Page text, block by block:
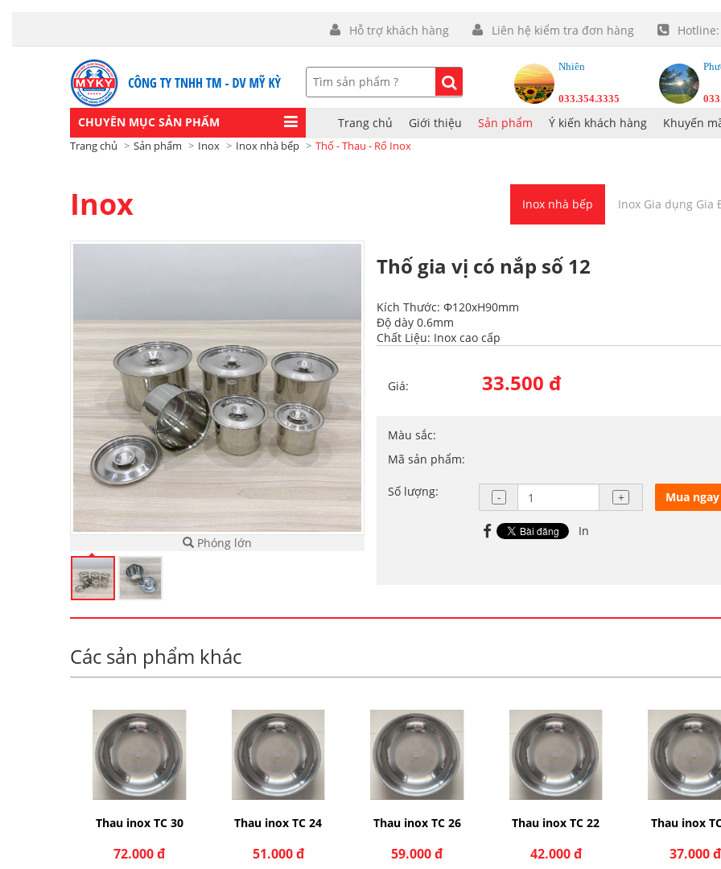
Hỗ trợ khách hàng Liên hệ kiểm tra đơn hàng Hotline:
Nhiên
033.354.3335
CHUYÊN MỤC SẢN PHẨM Trang chủ Giới thiệu Sản phẩm Ý kiến khách hàng Khuyến
Trang chủ Sản phẩm Inox Inox nhà bếp Thố - Thau - Rổ Inox
Inox Inox nhà bếp Inox Gia dụng Gia
Phóng lớn
Thố gia vị có nắp số 12
Kích Thước: Φ120xH90mm
Độ dày 0.6mm
Chất Liệu: Inox cao cấp
Giá: 33.500 đ
Màu sắc:
Mã sản phẩm:
Số lượng: Mua ngay
In
Các sản phẩm khác
Thau inox TC 30
72.000 đ
Thau inox TC 24
51.000 đ
Thau inox TC 26
59.000 đ
Thau inox TC 22
42.000 đ
Thau inox
37.000 đ